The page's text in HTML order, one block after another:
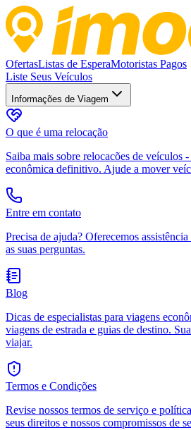
OfertasListas de EsperaMotoristas Pagos
Liste Seus Veículos
Informações de Viagem
O que é uma relocação
Saiba mais sobre relocacões de veículos
econômica definitivo. Ajude a mover
Entre em contato
Precisa de ajuda? Oferecemos
as suas perguntas.
Blog
Dicas de especialistas para viagens
viagens de estrada e guias de destino.
viajar.
Termos e Condições
Revise nossos termos de serviço e
seus direitos e nossos compromissos de